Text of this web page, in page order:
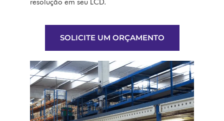
resolução em seu LCD.
SOLICITE UM ORÇAMENTO